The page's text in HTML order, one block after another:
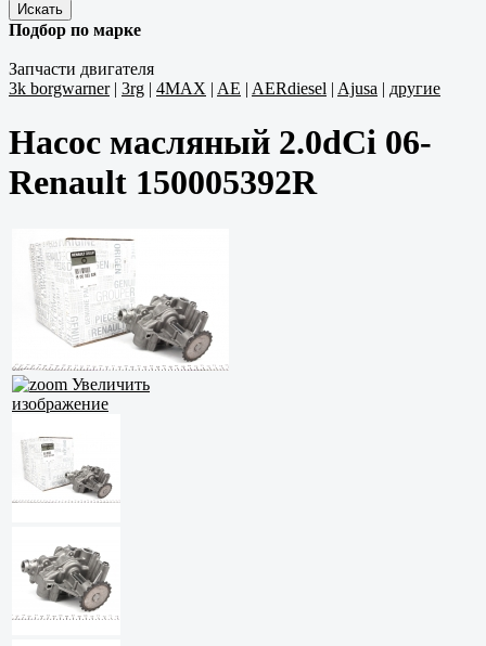
Подбор по марке
Запчасти двигателя
3k borgwarner| 3rg | 4MAX | AE | AERdiesel | Ajusa | другие
Насос масляный 2.0dCi 06-
Renault 150005392R
Увеличить
изображение